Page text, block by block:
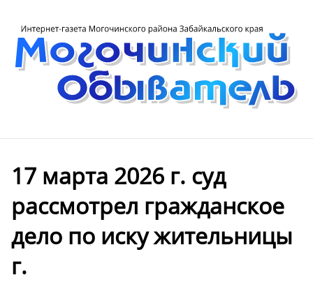
17 марта 2026 г. суд
рассмотрел гражданское
дело по иску жительницы
г.